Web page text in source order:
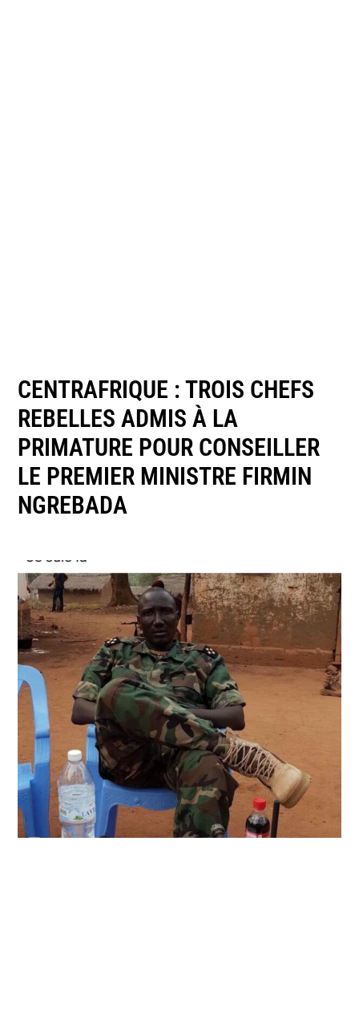
CENTRAFRIQUE : TROIS CHEFS
REBELLES ADMIS À LA
PRIMATURE POUR CONSEILLER
LE PREMIER MINISTRE FIRMIN
NGREBADA